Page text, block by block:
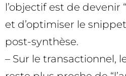
l’objectif est de devenir
et d’optimiser le
post-synthèse.
– Sur le transactionnel,